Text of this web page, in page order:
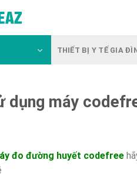
THIẾT BỊ Y TẾ GIA
dụng máy
đo đường huyết codefree